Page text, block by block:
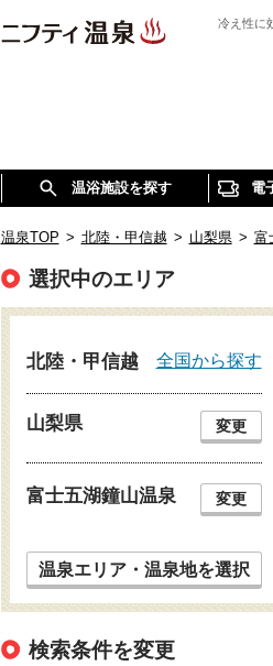
冷え性に
温浴施設を探す 電
温泉TOP > 北陸・甲信越 > 山梨県 > 富
選択中のエリア
北陸・甲信越 全国から探す
山梨県 変更
富士五湖鐘山温泉 変更
温泉エリア・温泉地を選択
検索条件を変更